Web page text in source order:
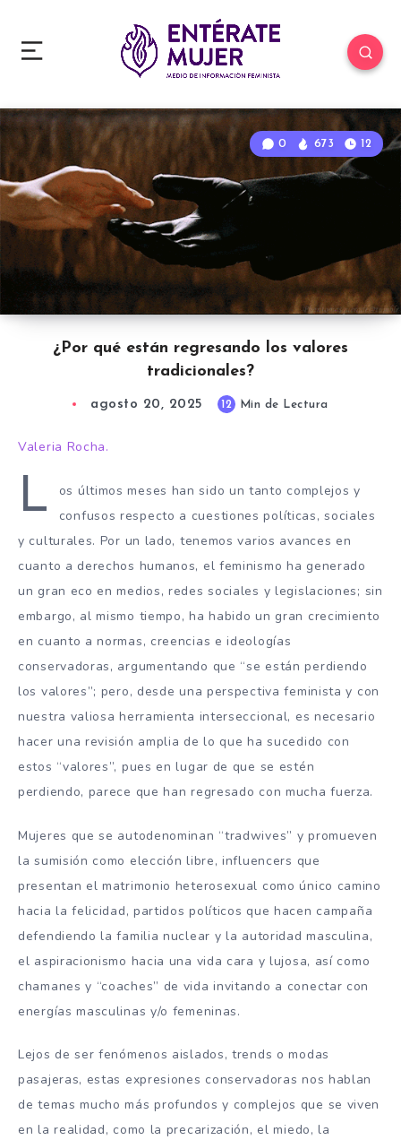
¿Por qué están regresando los valores
tradicionales?
0 673 12
agosto 20, 2025 12 Min de Lectura
Valeria Rocha.
L
os últimos meses han sido un tanto complejos y
confusos respecto a cuestiones políticas, sociales
y culturales. Por un lado, tenemos varios avances en
cuanto a derechos humanos, el feminismo ha generado
un gran eco en medios, redes sociales y legislaciones; sin
embargo, al mismo tiempo, ha habido un gran crecimiento
en cuanto a normas, creencias e ideologías
conservadoras, argumentando que “se están perdiendo
los valores”; pero, desde una perspectiva feminista y con
nuestra valiosa herramienta interseccional, es necesario
hacer una revisión amplia de lo que ha sucedido con
estos “valores”, pues en lugar de que se estén
perdiendo, parece que han regresado con mucha fuerza.
Mujeres que se autodenominan “tradwives” y promueven
la sumisión como elección libre, influencers que
presentan el matrimonio heterosexual como único camino
hacia la felicidad, partidos políticos que hacen campaña
defendiendo la familia nuclear y la autoridad masculina,
el aspiracionismo hacia una vida cara y lujosa, así como
chamanes y “coaches” de vida invitando a conectar con
energías masculinas y/o femeninas.
Lejos de ser fenómenos aislados, trends o modas
pasajeras, estas expresiones conservadoras nos hablan
de temas mucho más profundos y complejos que se viven
en la realidad, como la precarización, el miedo, la